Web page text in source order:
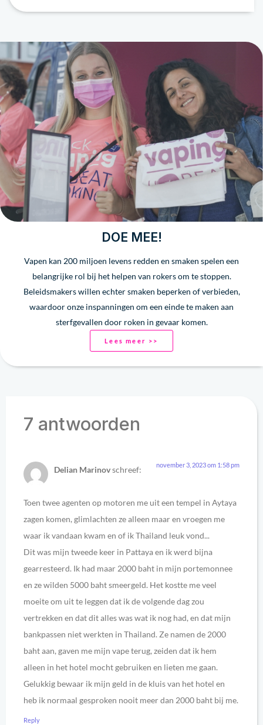
DOE MEE!
Vapen kan 200 miljoen levens redden en smaken spelen een
belangrijke rol bij het helpen van rokers om te stoppen.
Beleidsmakers willen echter smaken beperken of verbieden,
waardoor onze inspanningen om een einde te maken aan
sterfgevallen door roken in gevaar komen.
Lees meer >>
7 antwoorden
Delian Marinovschreef: november 3, 2023 om 1:58 pm
Toen twee agenten op motoren me uit een tempel in Aytaya
zagen komen, glimlachten ze alleen maar en vroegen me
waar ik vandaan kwam en of ik Thailand leuk vond...
Dit was mijn tweede keer in Pattaya en ik werd bijna
gearresteerd. Ik had maar 2000 baht in mijn portemonnee
en ze wilden 5000 baht smeergeld. Het kostte me veel
moeite om uit te leggen dat ik de volgende dag zou
vertrekken en dat dit alles was wat ik nog had, en dat mijn
bankpassen niet werkten in Thailand. Ze namen de 2000
baht aan, gaven me mijn vape terug, zeiden dat ik hem
alleen in het hotel mocht gebruiken en lieten me gaan.
Gelukkig bewaar ik mijn geld in de kluis van het hotel en
heb ik normaal gesproken nooit meer dan 2000 baht bij me.
Reply